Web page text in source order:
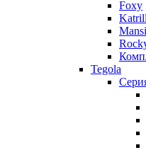
Foxy
Tegola